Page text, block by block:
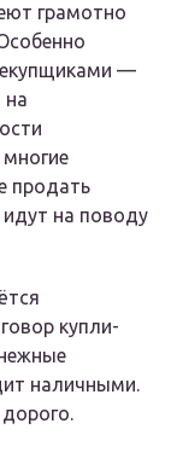
грамотно
—
на
продать
идут на поводу
купли-
наличными.